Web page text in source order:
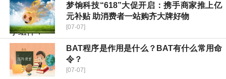
梦饷科技“618”大促开启：携手商家推上亿
元补贴 助消费者一站购齐大牌好物
[07-07]
BAT程序是作用是什么？BAT有什么常用命
令？
[07-07]